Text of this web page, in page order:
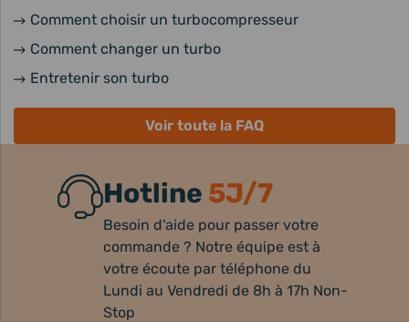
Comment choisir un turbocompresseur
Comment changer un turbo
Entretenir son turbo
Voir toute la FAQ
Hotline 5J/7
Besoin d'aide pour passer votre
commande ? Notre équipe est à
votre écoute par téléphone du
Lundi au Vendredi de 8h à 17h Non-
Stop